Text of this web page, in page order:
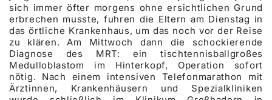
sich immer öfter morgens ohne ersichtlichen Grund
erbrechen musste, fuhren die Eltern am Dienstag in
das örtliche Krankenhaus, um das noch vor der Reise
zu klären. Am Mittwoch dann die schockierende
Diagnose des MRT: ein tischtennisballgroßes
Medulloblastom im Hinterkopf, Operation sofort
nötig. Nach einem intensiven Telefonmarathon mit
Ärztinnen, Krankenhäusern und Spezialkliniken